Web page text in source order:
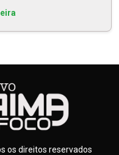
os direitos reservados